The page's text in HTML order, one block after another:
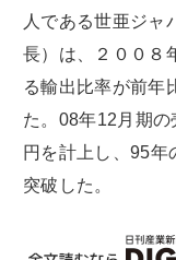
人である世亜ジャ
長）は、２００８
る輸出比率が前年
た。08年12月期
円を計上し、95年
突破した。